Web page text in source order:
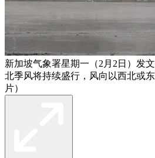
新加坡气象署星期一（2月2日）发
北季风将持续盛行，风向以西北或
片）